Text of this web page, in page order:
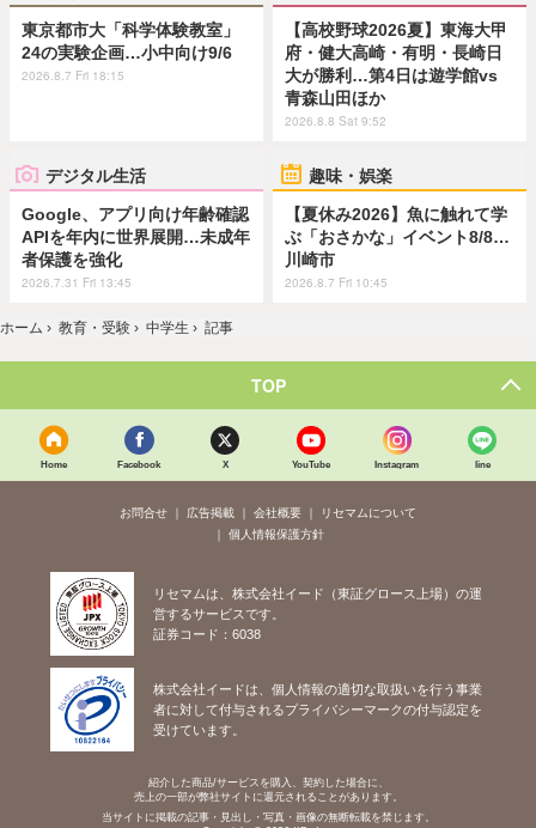
東京都市大「科学体験教室」
24の実験企画…小中向け9/6
2026.8.7 Fri 18:15
【高校野球2026夏】東海大甲
府・健大高崎・有明・長崎日
大が勝利…第4日は遊学館vs
青森山田ほか
2026.8.8 Sat 9:52
デジタル生活
Google、アプリ向け年齢確認
APIを年内に世界展開…未成年
者保護を強化
2026.7.31 Fri 13:45
趣味・娯楽
【夏休み2026】魚に触れて学
ぶ「おさかな」イベント8/8…
川崎市
2026.8.7 Fri 10:45
ホーム › 教育・受験 › 中学生 › 記事
TOP
Home Facebook X YouTube Instagram line
お問合せ 広告掲載 会社概要
リセマムについて
個人情報保護方針
リセマムは、株式会社イード（東証グロース上場）の運
営するサービスです。
証券コード：6038
株式会社イードは、個人情報の適切な取扱いを行う事業
者に対して付与されるプライバシーマークの付与認定を
受けています。
紹介した商品/サービスを購入、契約した場合に、
売上の一部が弊社サイトに還元されることがあります。
当サイトに掲載の記事・見出し・写真・画像の無断転載を禁じます。